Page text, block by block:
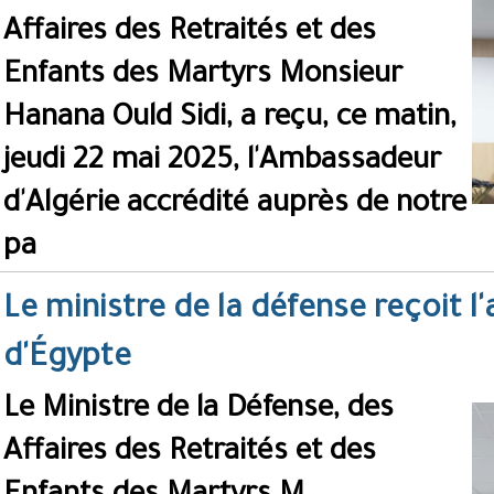
Affaires des Retraités et des
Enfants des Martyrs Monsieur
Hanana Ould Sidi, a reçu, ce matin,
jeudi 22 mai 2025, l'Ambassadeur
d'Algérie accrédité auprès de notre
pa
Le ministre de la défense reçoit
d'Égypte
Le Ministre de la Défense, des
Affaires des Retraités et des